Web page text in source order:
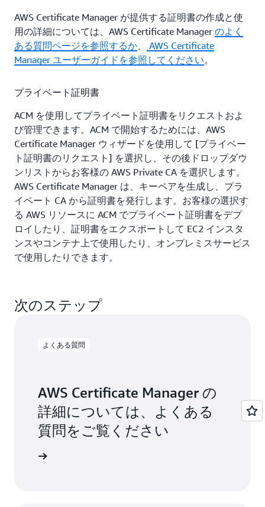
AWS Certificate Manager が提供する証明書の作成と使
用の詳細については、AWS Certificate Manager のよく
ある質問ページを参照するか、
AWS Certificate
Manager ユーザーガイドを参照してください。
プライベート証明書
ACM を使用してプライベート証明書をリクエストおよ
び管理できます。ACM で開始するためには、AWS
Certificate Manager ウィザードを使用して [プライベー
ト証明書のリクエスト] を選択し、その後ドロップダウ
ンリストからお客様の AWS Private CA を選択します。
AWS Certificate Manager は、キーペアを生成し、プラ
イベート CA から証明書を発行します。お客様の選択す
る AWS リソースに ACM でプライベート証明書をデプ
ロイしたり、証明書をエクスポートして EC2 インスタ
ンスやコンテナ上で使用したり、オンプレミスサービス
で使用したりできます。
AWS Certificate Manager ユーザーガ
イドをご覧ください
次のステップ
よくある質問
AWS Certificate Manager の
詳細については、よくある
質問をご覧ください